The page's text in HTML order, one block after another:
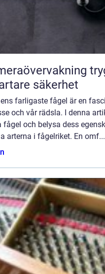
trygghet, ansvar och
säkerhet
farligaste fågel är en
och vår rädsla. I denna
fågel och belysa dess
arterna i fågelriket. En omf...